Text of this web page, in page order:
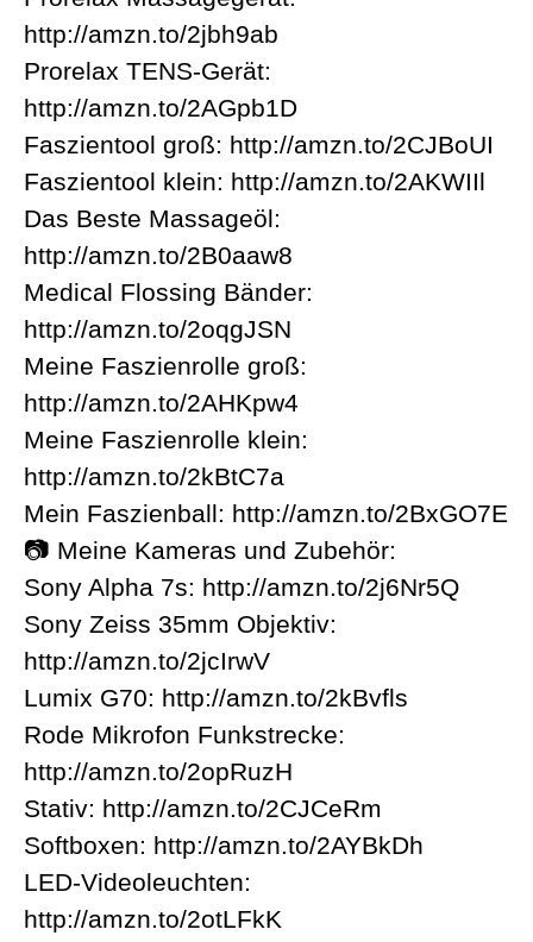
http://amzn.to/2jbh9ab
Prorelax TENS-Gerät:
http://amzn.to/2AGpb1D
Faszientool groß: http://amzn.to/2CJBoUI
Faszientool klein: http://amzn.to/2AKWIIl
Das Beste Massageöl:
http://amzn.to/2B0aaw8
Medical Flossing Bänder:
http://amzn.to/2oqgJSN
Meine Faszienrolle groß:
http://amzn.to/2AHKpw4
Meine Faszienrolle klein:
http://amzn.to/2kBtC7a
Mein Faszienball: http://amzn.to/2BxGO7E
📷 Meine Kameras und Zubehör:
Sony Alpha 7s: http://amzn.to/2j6Nr5Q
Sony Zeiss 35mm Objektiv:
http://amzn.to/2jcIrwV
Lumix G70: http://amzn.to/2kBvfls
Rode Mikrofon Funkstrecke:
http://amzn.to/2opRuzH
Stativ: http://amzn.to/2CJCeRm
Softboxen: http://amzn.to/2AYBkDh
LED-Videoleuchten:
http://amzn.to/2otLFkK